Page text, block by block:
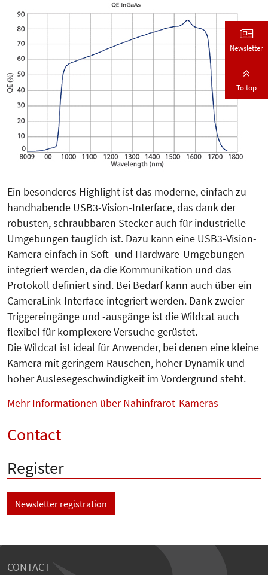
Ein besonderes Highlight ist das moderne, einfach zu
handhabende USB3-Vision-Interface, das dank der
robusten, schraubbaren Stecker auch für industrielle
Umgebungen tauglich ist. Dazu kann eine USB3-Vision-
Kamera einfach in Soft- und Hardware-Umgebungen
integriert werden, da die Kommunikation und das
Protokoll definiert sind. Bei Bedarf kann auch über ein
CameraLink-Interface integriert werden. Dank zweier
Triggereingänge und -ausgänge ist die Wildcat auch
flexibel für komplexere Versuche gerüstet.
Die Wildcat ist ideal für Anwender, bei denen eine kleine
Kamera mit geringem Rauschen, hoher Dynamik und
hoher Auslesegeschwindigkeit im Vordergrund steht.
Mehr Informationen über Nahinfrarot-Kameras
Contact
Register
Newsletter registration
CONTACT
Newsletter
To top